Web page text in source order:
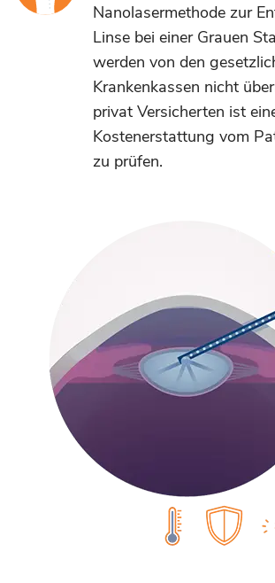
Nanolasermethode zur
Linse bei einer Grauen
werden von den
Krankenkassen nicht
privat Versicherten ist
Kostenerstattung vom
zu prüfen.